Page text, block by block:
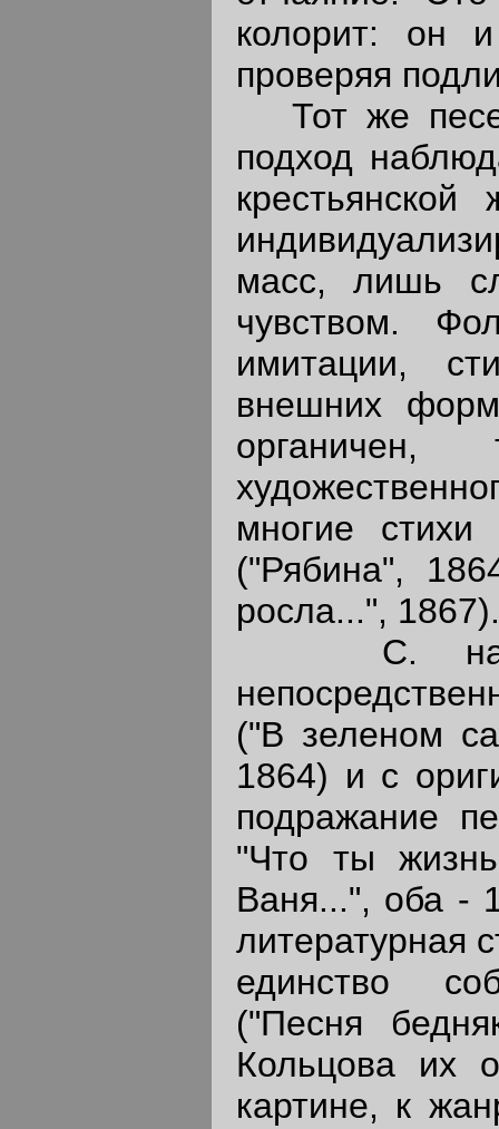
колорит: он
проверяя
Тот же
подход
масс, лишь
чувством.
имитации,
внешних
многие
("Рябина",
росла...", 1867).
С.
("В зеленом
1864) и с
подражание
"Что ты
Ваня...", оба -
литературная
единство
("Песня
Кольцова их
картине, к